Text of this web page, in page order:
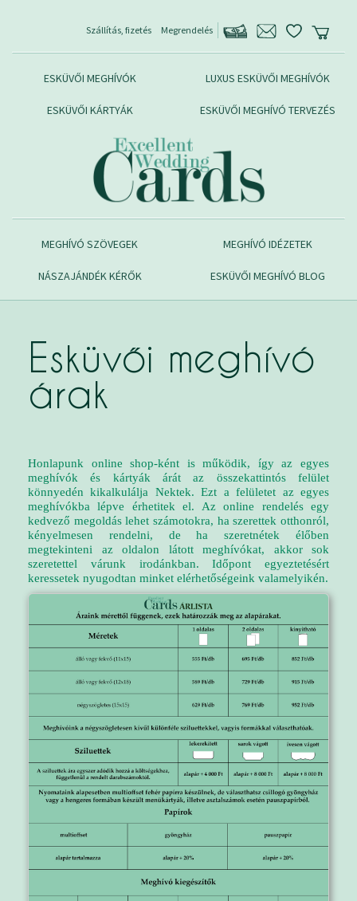
Szállítás, fizetés Megrendelés
ESKÜVŐI MEGHÍVÓK LUXUS ESKÜVŐI MEGHÍVÓK
ESKÜVŐI KÁRTYÁK ESKÜVŐI MEGHÍVÓ TERVEZÉS
MEGHÍVÓ SZÖVEGEK MEGHÍVÓ IDÉZETEK
NÁSZAJÁNDÉK KÉRŐK ESKÜVŐI MEGHÍVÓ BLOG
Esküvői meghívó
árak
Honlapunk online shop-ként is működik, így az egyes
meghívók és kártyák árát az összekattintós felület
könnyedén kikalkulálja Nektek. Ezt a felületet az egyes
meghívókba lépve érhetitek el. Az online rendelés egy
kedvező megoldás lehet számotokra, ha szerettek otthonról,
kényelmesen rendelni, de ha szeretnétek élőben
megtekinteni az oldalon látott meghívókat, akkor sok
szeretettel várunk irodánkban. Időpont egyeztetésért
keressetek nyugodtan minket elérhetőségeink valamelyikén.